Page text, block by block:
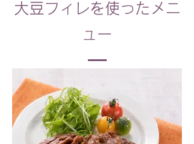
大豆フィレを使ったメニ
ュー